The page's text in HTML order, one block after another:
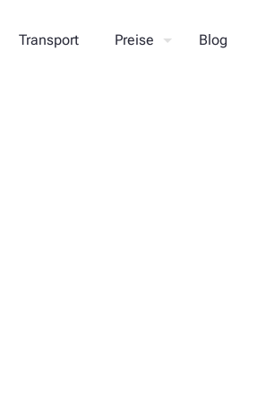
Transport Preise Blog